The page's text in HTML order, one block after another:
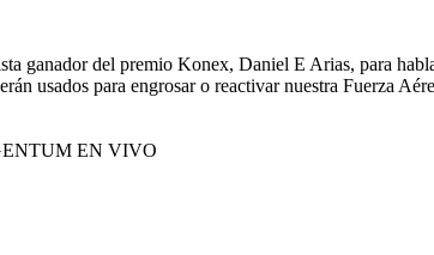
ganador del premio Konex, Daniel E Arias, para
usados para engrosar o reactivar nuestra Fuerza
EN VIVO